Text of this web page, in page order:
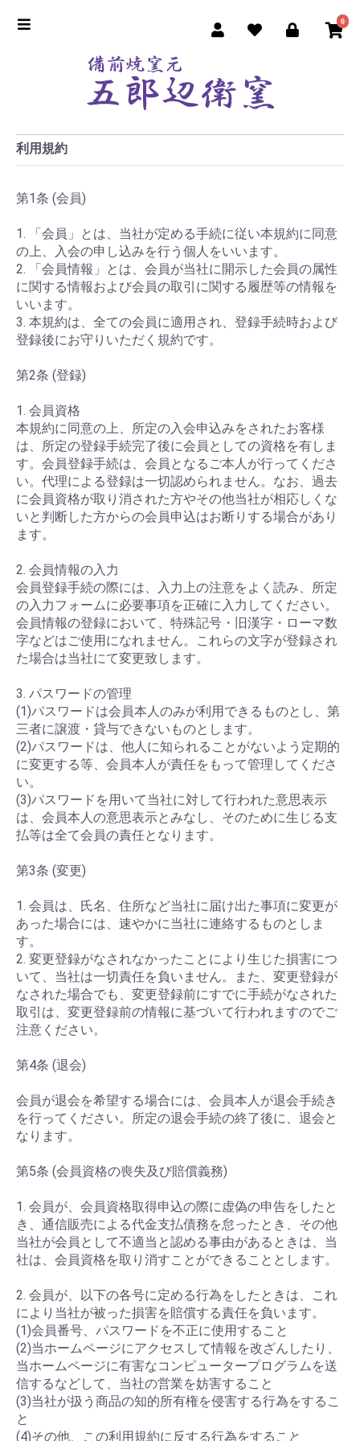
0
利用規約
第1条 (会員)
1. 「会員」とは、当社が定める手続に従い本規約に同意
の上、入会の申し込みを行う個人をいいます。
2. 「会員情報」とは、会員が当社に開示した会員の属性
に関する情報および会員の取引に関する履歴等の情報を
いいます。
3. 本規約は、全ての会員に適用され、登録手続時および
登録後にお守りいただく規約です。
第2条 (登録)
1. 会員資格
本規約に同意の上、所定の入会申込みをされたお客様
は、所定の登録手続完了後に会員としての資格を有しま
す。会員登録手続は、会員となるご本人が行ってくださ
い。代理による登録は一切認められません。なお、過去
に会員資格が取り消された方やその他当社が相応しくな
いと判断した方からの会員申込はお断りする場合があり
ます。
2. 会員情報の入力
会員登録手続の際には、入力上の注意をよく読み、所定
の入力フォームに必要事項を正確に入力してください。
会員情報の登録において、特殊記号・旧漢字・ローマ数
字などはご使用になれません。これらの文字が登録され
た場合は当社にて変更致します。
3. パスワードの管理
(1)パスワードは会員本人のみが利用できるものとし、第
三者に譲渡・貸与できないものとします。
(2)パスワードは、他人に知られることがないよう定期的
に変更する等、会員本人が責任をもって管理してくださ
い。
(3)パスワードを用いて当社に対して行われた意思表示
は、会員本人の意思表示とみなし、そのために生じる支
払等は全て会員の責任となります。
第3条 (変更)
1. 会員は、氏名、住所など当社に届け出た事項に変更が
あった場合には、速やかに当社に連絡するものとしま
す。
2. 変更登録がなされなかったことにより生じた損害につ
いて、当社は一切責任を負いません。また、変更登録が
なされた場合でも、変更登録前にすでに手続がなされた
取引は、変更登録前の情報に基づいて行われますのでご
注意ください。
第4条 (退会)
会員が退会を希望する場合には、会員本人が退会手続き
を行ってください。所定の退会手続の終了後に、退会と
なります。
第5条 (会員資格の喪失及び賠償義務)
1. 会員が、会員資格取得申込の際に虚偽の申告をしたと
き、通信販売による代金支払債務を怠ったとき、その他
当社が会員として不適当と認める事由があるときは、当
社は、会員資格を取り消すことができることとします。
2. 会員が、以下の各号に定める行為をしたときは、これ
により当社が被った損害を賠償する責任を負います。
(1)会員番号、パスワードを不正に使用すること
(2)当ホームページにアクセスして情報を改ざんしたり、
当ホームページに有害なコンピュータープログラムを送
信するなどして、当社の営業を妨害すること
(3)当社が扱う商品の知的所有権を侵害する行為をするこ
と
(4)その他、この利用規約に反する行為をすること